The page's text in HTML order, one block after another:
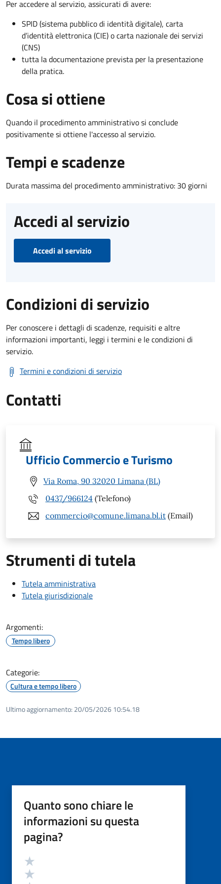
Per accedere al servizio, assicurati di avere:
SPID (sistema pubblico di identità digitale), carta
d’identità elettronica (CIE) o carta nazionale dei servizi
(CNS)
tutta la documentazione prevista per la presentazione
della pratica.
Cosa si ottiene
Quando il procedimento amministrativo si conclude
positivamente si ottiene l'accesso al servizio.
Tempi e scadenze
Durata massima del procedimento amministrativo: 30 giorni
Accedi al servizio
Accedi al servizio
Condizioni di servizio
Per conoscere i dettagli di scadenze, requisiti e altre
informazioni importanti, leggi i termini e le condizioni di
servizio.
Termini e condizioni di servizio
Contatti
Ufficio Commercio e Turismo
Via Roma, 90 32020 Limana (BL)
0437/966124 (Telefono)
commercio@comune.limana.bl.it (Email)
Strumenti di tutela
Tutela amministrativa
Tutela giurisdizionale
Argomenti:
Tempo libero
Categorie:
Cultura e tempo libero
Ultimo aggiornamento: 20/05/2026 10:54.18
Quanto sono chiare le
informazioni su questa
pagina?
Valutazione